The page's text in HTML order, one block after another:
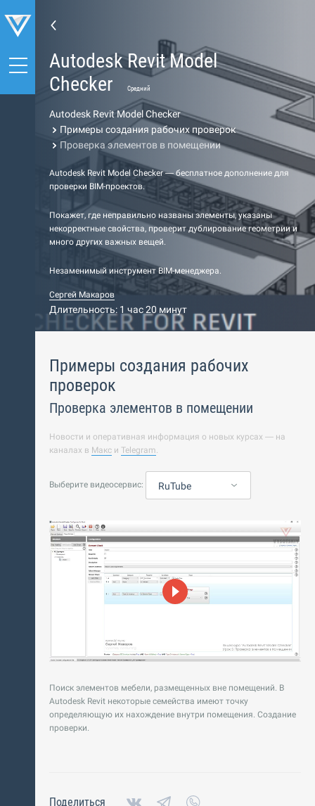
Autodesk Revit Model
Checker
Средний
Autodesk Revit Model Checker
Примеры создания рабочих проверок
Проверка элементов в помещении
Autodesk Revit Model Checker — бесплатное дополнение для
проверки BIM-проектов.
Покажет, где неправильно названы элементы, указаны
некорректные свойства, проверит дублирование геометрии и
много других важных вещей.
Незаменимый инструмент BIM-менеджера.
Сергей Макаров
Длительность: 1 час 20 минут
Примеры создания рабочих
проверок
Проверка элементов в помещении
Новости и оперативная информация о новых курсах — на
каналах в Макс и Telegram.
Выберите видеосервис: RuTube
Поиск элементов мебели, размещенных вне помещений. В
Autodesk Revit некоторые семейства имеют точку
определяющую их нахождение внутри помещения. Создание
проверки.
Поделиться